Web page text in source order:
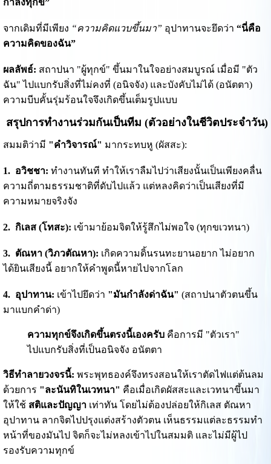
กำลังทุกข์”
จากเดิมที่มีเพียง “ความคิดแวบขึ้นมา” อุปาทานจะยึดว่า “นี่คือ
ความคิดของฉัน”
ผลลัพธ์: สถาปนา "ผู้ทุกข์" ขึ้นมาในใจอย่างสมบูรณ์ เมื่อมี "ตัว
ฉัน" ไปแบกรับสิ่งที่ไม่คงที่ (อนิจจัง) และบังคับไม่ได้ (อนัตตา)
ความบีบคั้นรุ่มร้อนใจจึงเกิดขึ้นเต็มรูปแบบ
สรุปการทำงานร่วมกันเป็นทีม (ตัวอย่างในชีวิตประจำวัน)
สมมติว่ามี "คำวิจารณ์" มากระทบหู (ผัสสะ):
1. อวิชชา: ทำงานทันที ทำให้เราลืมไปว่าเสียงนั้นเป็นเพียงคลื่น
ความถี่ตามธรรมชาติที่ดับไปแล้ว แต่หลงคิดว่าเป็นเสียงที่มี
ความหมายจริงจัง
2. กิเลส (โทสะ): เข้ามาย้อมจิตให้รู้สึกไม่พอใจ (ทุกขเวทนา)
3. ตัณหา (วิภวตัณหา): เกิดความดิ้นรนทะยานอยาก ไม่อยาก
ได้ยินเสียงนี้ อยากให้คำพูดนี้หายไปจากโลก
4. อุปาทาน: เข้าไปยึดว่า "มันกำลังด่าฉัน" (สถาปนาตัวตนขึ้น
มาแบกคำด่า)
ความทุกข์จึงเกิดขึ้นตรงนี้เองครับคือการมี "ตัวเรา"
ไปแบกรับสิ่งที่เป็นอนิจจัง อนัตตา
วิธีทำลายวงจรนี้: พระพุทธองค์จึงทรงสอนให้เราตัดไฟแต่ต้นลม
ด้วยการ "ละนันทิในเวทนา" คือเมื่อเกิดผัสสะและเวทนาขึ้นมา
ให้ใช้ สติและปัญญาเท่าทัน โดยไม่ต้องปล่อยให้กิเลส ตัณหา
อุปาทาน ลากจิตไปปรุงแต่งสร้างตัวตน เห็นธรรมแต่ละธรรมทำ
หน้าที่ของมันไป จิตก็จะไม่หลงเข้าไปในสมมติ และไม่มีผู้ไป
รองรับความทุกข์